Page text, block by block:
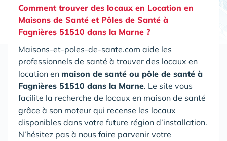
Comment trouver des locaux en Location en
Maisons de Santé et Pôles de Santé à
Fagnières 51510 dans la Marne ?
Maisons-et-poles-de-sante.com aide les
professionnels de santé à trouver des locaux en
location en maison de santé ou pôle de santé à
Fagnières 51510 dans la Marne. Le site vous
facilite la recherche de locaux en maison de santé
grâce à son moteur qui recense les locaux
disponibles dans votre future région d’installation.
N’hésitez pas à nous faire parvenir votre